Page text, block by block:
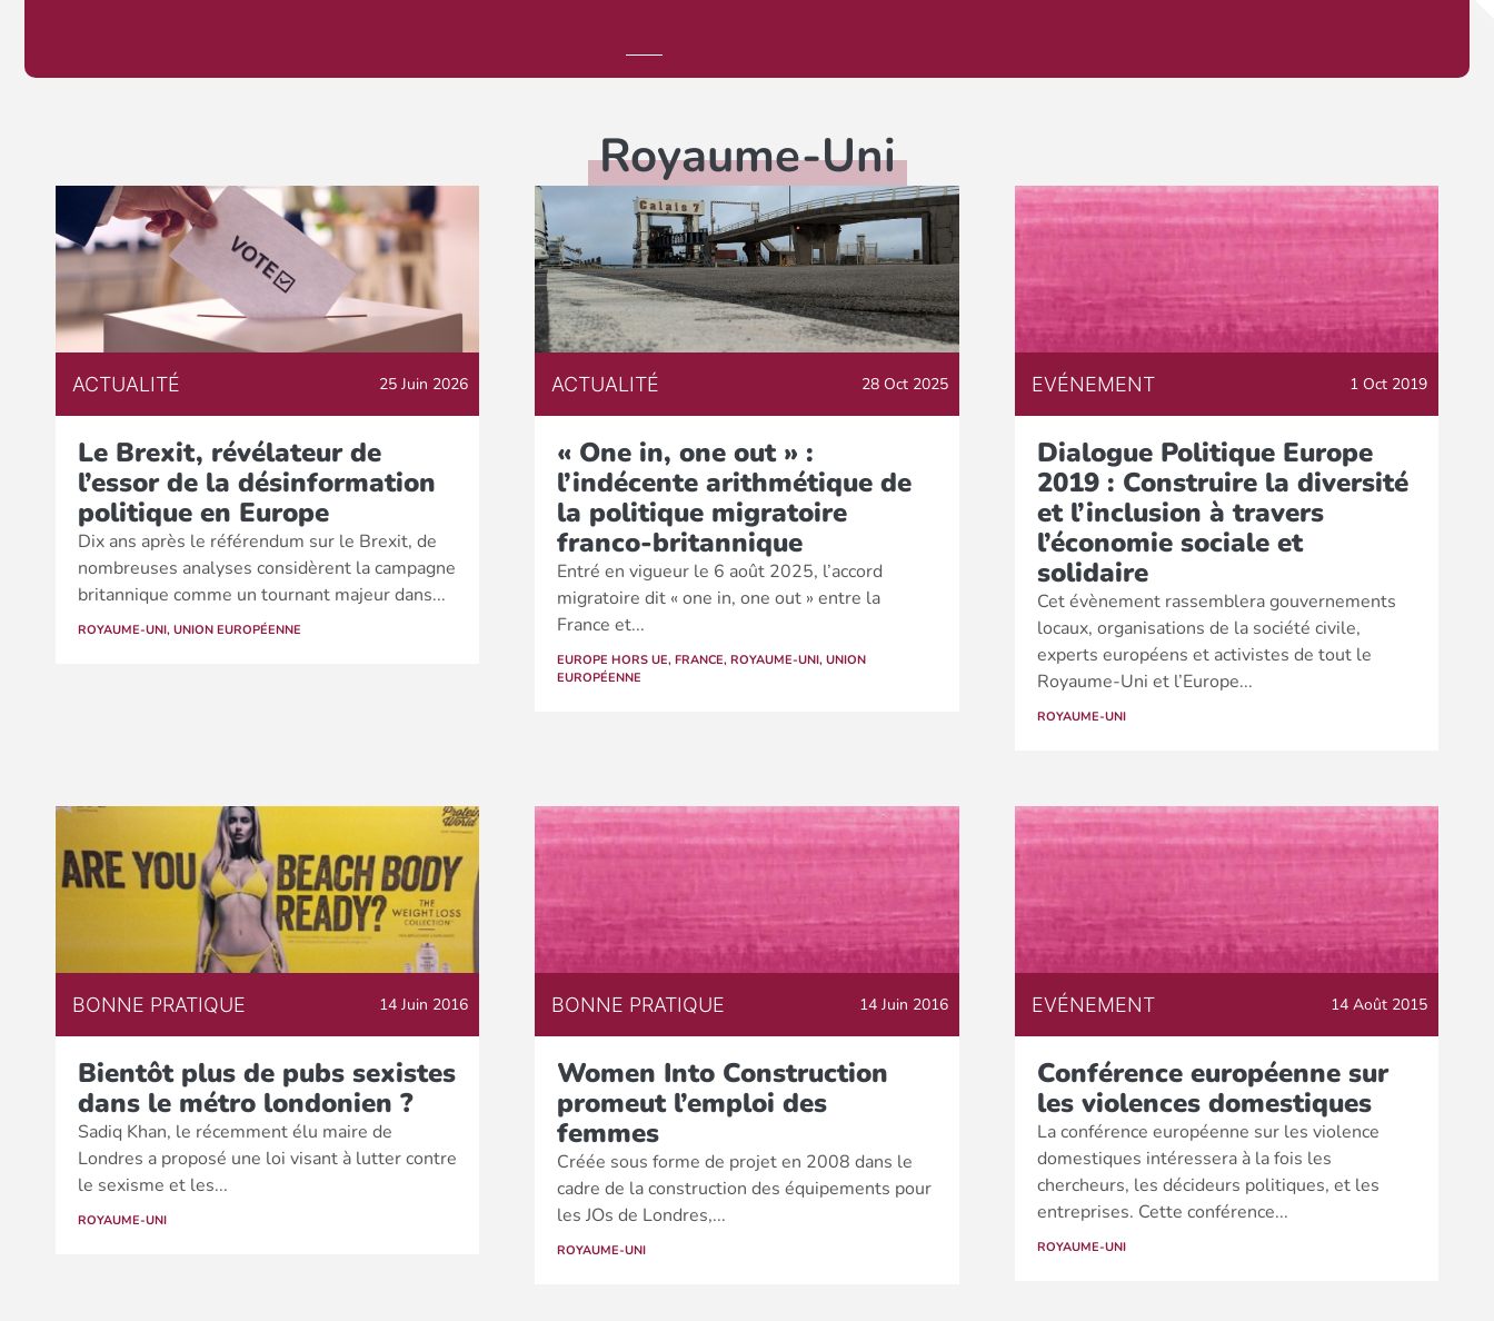
Royaume-Uni
ACTUALITÉ 25 Juin 2026
Le Brexit, révélateur de
l’essor de la désinformation
politique en Europe
Dix ans après le référendum sur le Brexit, de
nombreuses analyses considèrent la campagne
britannique comme un tournant majeur dans...
ROYAUME-UNI, UNION EUROPÉENNE
ACTUALITÉ 28 Oct 2025
« One in, one out » :
l’indécente arithmétique de
la politique migratoire
franco-britannique
Entré en vigueur le 6 août 2025, l’accord
migratoire dit « one in, one out » entre la
France et...
EUROPE HORS UE,FRANCE,ROYAUME-UNI,UNION
EUROPÉENNE
EVÉNEMENT 1 Oct 2019
Dialogue Politique Europe
2019 : Construire la diversité
et l’inclusion à travers
l’économie sociale et
solidaire
Cet évènement rassemblera gouvernements
locaux, organisations de la société civile,
experts européens et activistes de tout le
Royaume-Uni et l’Europe...
ROYAUME-UNI
BONNE PRATIQUE 14 Juin 2016
Bientôt plus de pubs sexistes
dans le métro londonien ?
Sadiq Khan, le récemment élu maire de
Londres a proposé une loi visant à lutter contre
le sexisme et les...
ROYAUME-UNI
BONNE PRATIQUE 14 Juin 2016
Women Into Construction
promeut l’emploi des
femmes
Créée sous forme de projet en 2008 dans le
cadre de la construction des équipements pour
les JOs de Londres,...
ROYAUME-UNI
EVÉNEMENT 14 Août 2015
Conférence européenne sur
les violences domestiques
La conférence européenne sur les violence
domestiques intéressera à la fois les
chercheurs, les décideurs politiques, et les
entreprises. Cette conférence...
ROYAUME-UNI